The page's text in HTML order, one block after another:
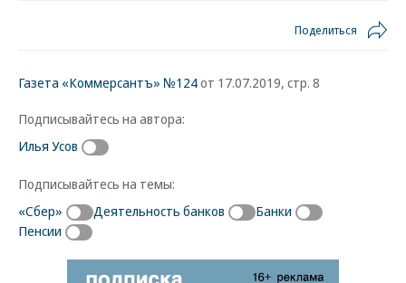
Поделиться
Газета «Коммерсантъ» №124от 17.07.2019, стр. 8
Подписывайтесь на автора:
Илья Усов
Подписывайтесь на темы:
«Сбер»
Деятельность банков
Банки
Пенсии